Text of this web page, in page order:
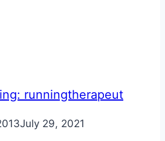
runningtherapeut
July 29, 2021